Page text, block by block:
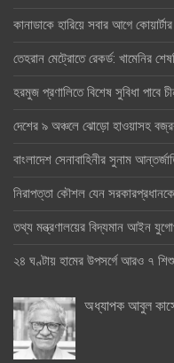
কানাডাকে হারিয়ে সবার আগে
তেহরান মেট্রোতে রেকর্ড: খামেনির
হরমুজ প্রণালিতে বিশেষ সুবিধা পাবে
দেশের ৯ অঞ্চলে ঝোড়ো হাওয়াসহ
বাংলাদেশ সেনাবাহিনীর সুনাম
নিরাপত্তা কৌশল যেন
তথ্য মন্ত্রণালয়ের বিদ্যমান আইন
২৪ ঘণ্টায় হামের উপসর্গে আরও ৭
অধ্যাপক আবুল